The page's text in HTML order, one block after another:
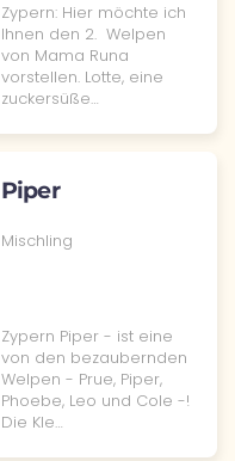
Zypern: Hier möchte ich
Ihnen den 2. Welpen
von Mama Runa
vorstellen. Lotte, eine
zuckersüße…
Piper
Mischling
Zypern Piper - ist eine
von den bezaubernden
Welpen - Prue, Piper,
Phoebe, Leo und Cole -!
Die Kle…